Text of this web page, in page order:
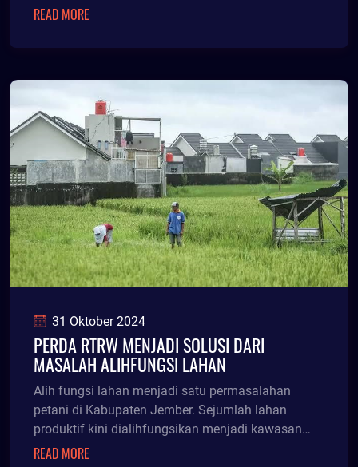
peringatan rawan
READ MORE
31 Oktober 2024
PERDA RTRW MENJADI SOLUSI DARI
MASALAH ALIHFUNGSI LAHAN
Alih fungsi lahan menjadi satu permasalahan
petani di Kabupaten Jember. Sejumlah lahan
produktif kini dialihfungsikan menjadi kawasan
perumahan, pa
READ MORE